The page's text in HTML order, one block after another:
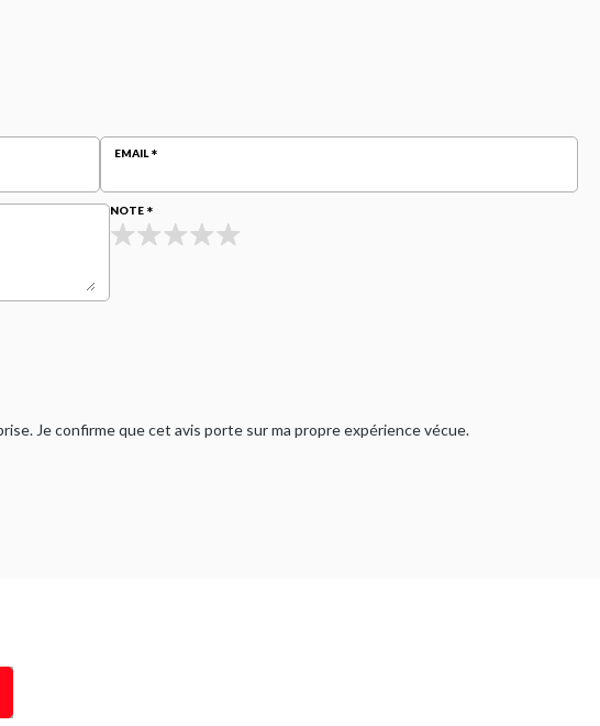
EMAIL
NOTE
Je confirme que cet avis porte sur ma propre expérience vécue.